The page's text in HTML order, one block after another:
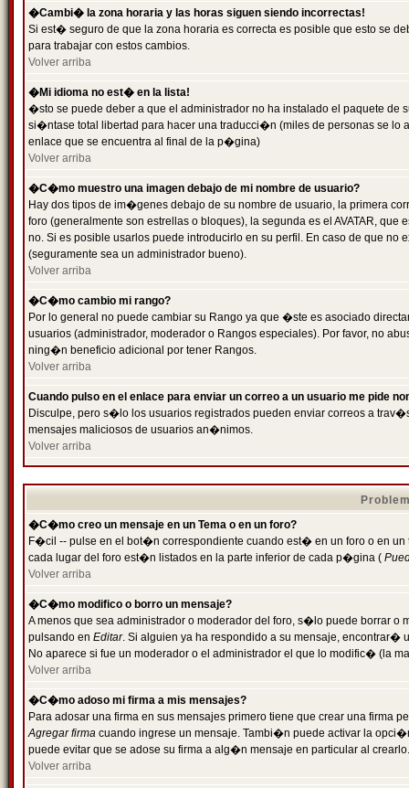
�Cambi� la zona horaria y las horas siguen siendo incorrectas!
Si est� seguro de que la zona horaria es correcta es posible que esto se
para trabajar con estos cambios.
Volver arriba
�Mi idioma no est� en la lista!
�sto se puede deber a que el administrador no ha instalado el paquete
si�ntase total libertad para hacer una traducci�n (miles de personas se
enlace que se encuentra al final de la p�gina)
Volver arriba
�C�mo muestro una imagen debajo de mi nombre de usuario?
Hay dos tipos de im�genes debajo de su nombre de usuario, la primera
foro (generalmente son estrellas o bloques), la segunda es el AVATAR,
no. Si es posible usarlos puede introducirlo en su perfil. En caso de que
(seguramente sea un administrador bueno).
Volver arriba
�C�mo cambio mi rango?
Por lo general no puede cambiar su Rango ya que �ste es asociado
usuarios (administrador, moderador o Rangos especiales). Por favor, no
ning�n beneficio adicional por tener Rangos.
Volver arriba
Cuando pulso en el enlace para enviar un correo a un usuario me pide
Disculpe, pero s�lo los usuarios registrados pueden enviar correos a
mensajes maliciosos de usuarios an�nimos.
Volver arriba
�C�mo creo un mensaje en un Tema o en un foro?
F�cil -- pulse en el bot�n correspondiente cuando est� en un foro o en
cada lugar del foro est�n listados en la parte inferior de cada p�gina (
Volver arriba
�C�mo modifico o borro un mensaje?
A menos que sea administrador o moderador del foro, s�lo puede borrar o
pulsando en Editar. Si alguien ya ha respondido a su mensaje, encontrar�
No aparece si fue un moderador o el administrador el que lo modific� (la
Volver arriba
�C�mo adoso mi firma a mis mensajes?
Para adosar una firma en sus mensajes primero tiene que crear una firma
Agregar firma cuando ingrese un mensaje. Tambi�n puede activar la
puede evitar que se adose su firma a alg�n mensaje en particular al crearlo.
Volver arriba